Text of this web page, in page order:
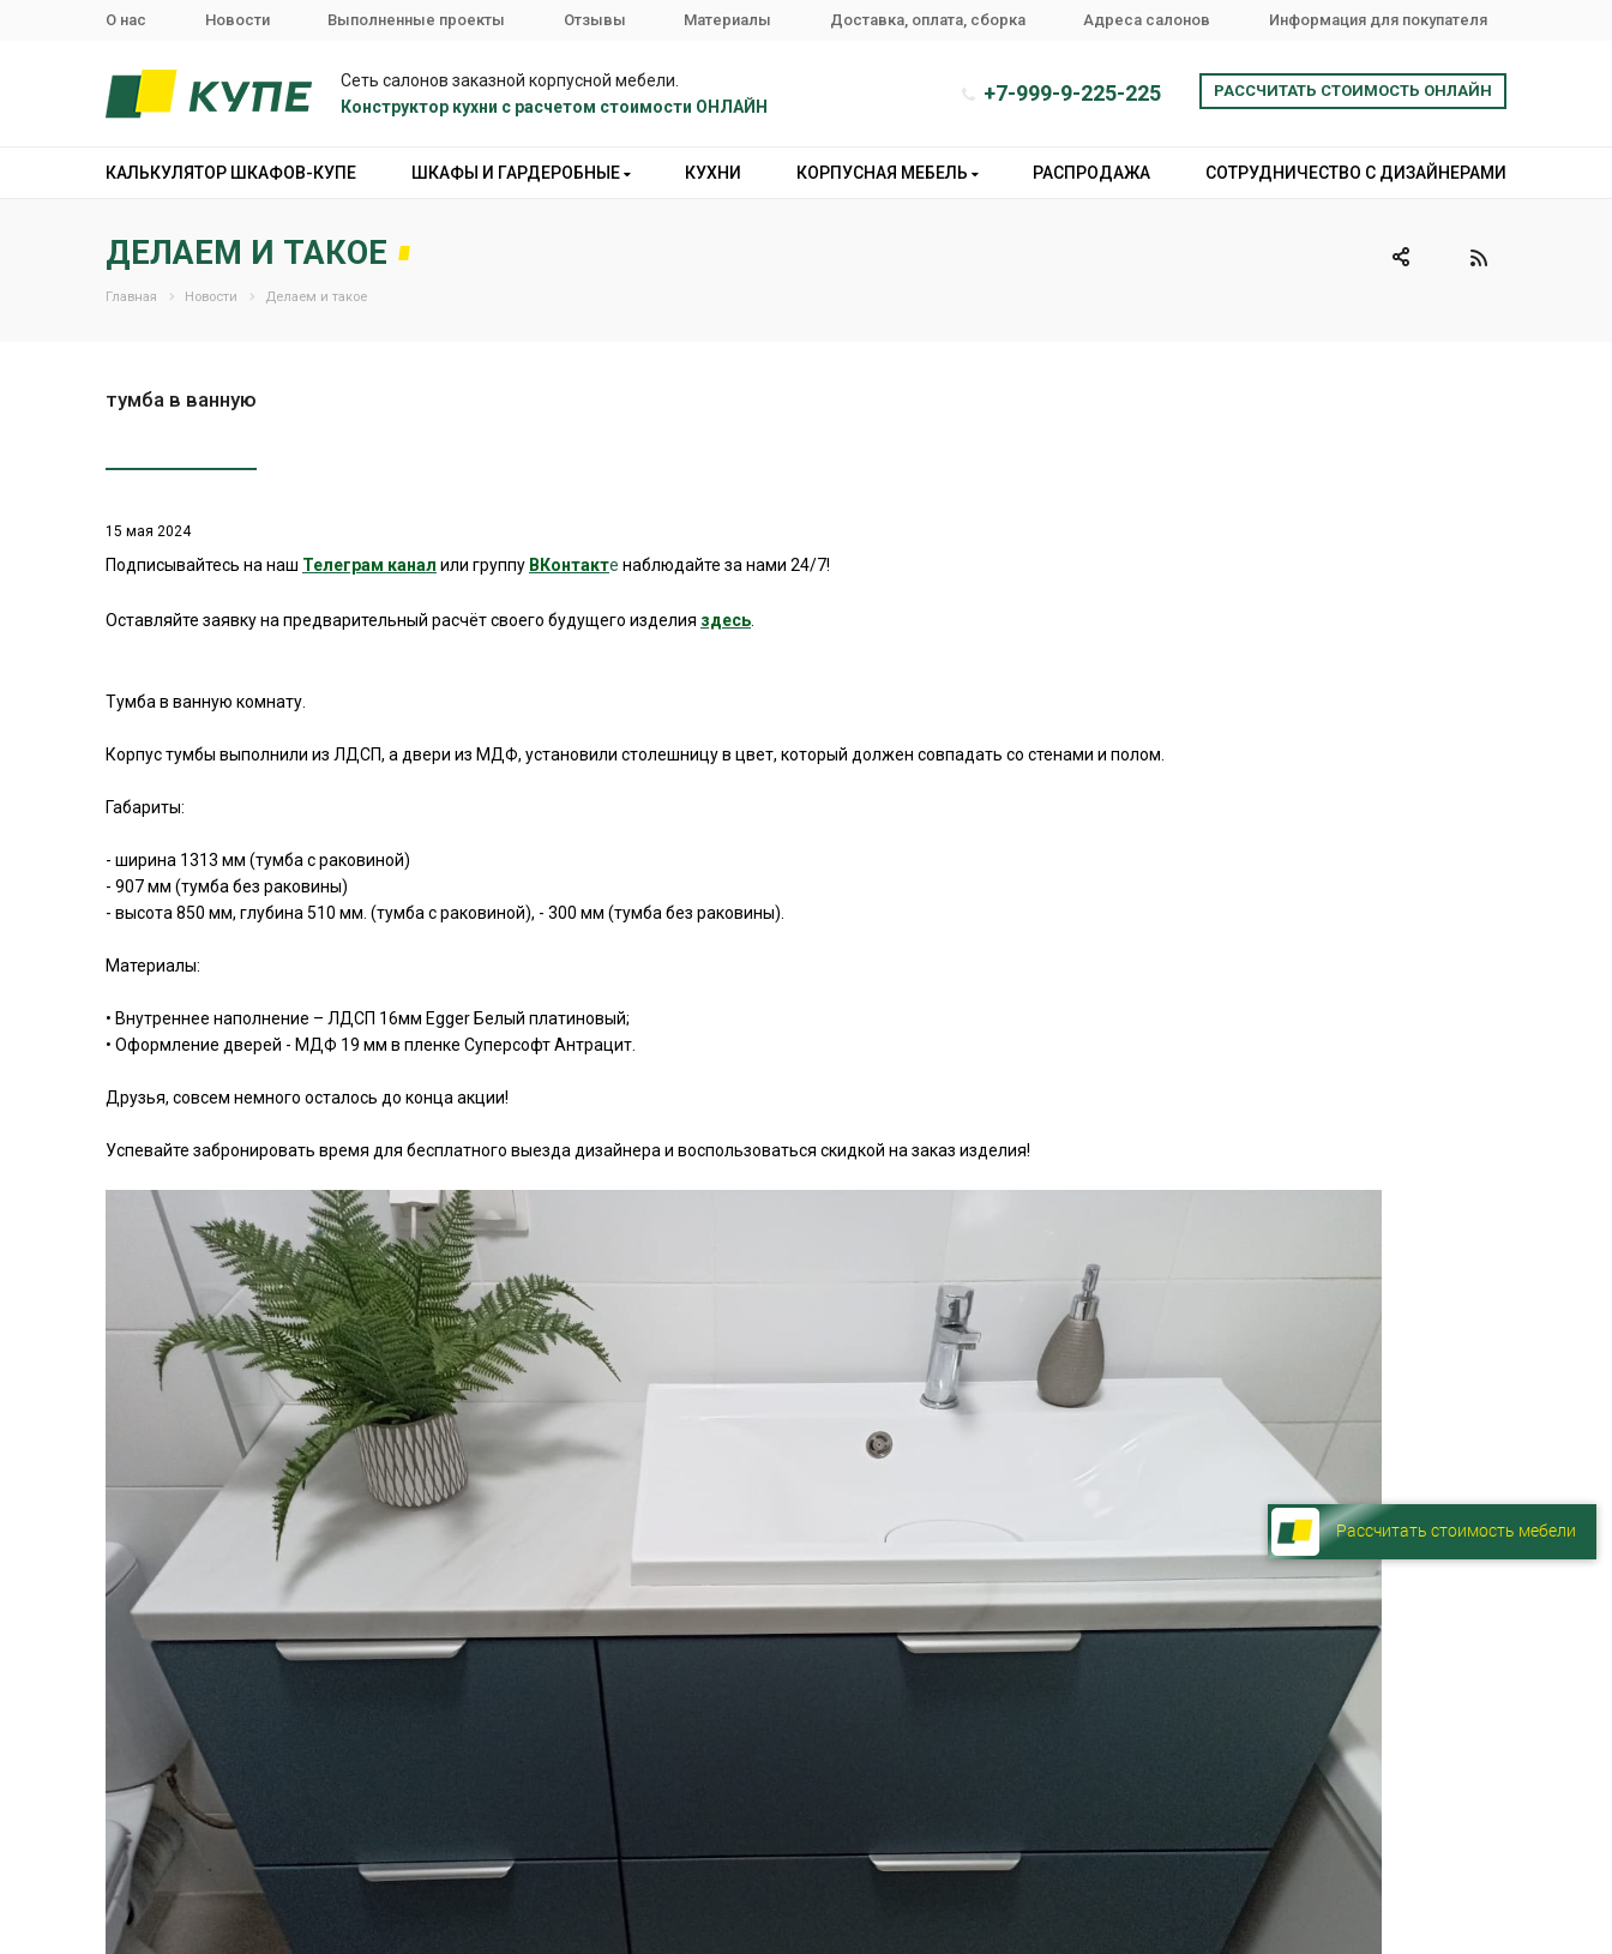
О нас Новости Выполненные проекты Отзывы Материалы Доставка, оплата, сборка Адреса салонов Информация для покупателя
Сеть салонов заказной корпусной мебели.
Конструктор кухни с расчетом стоимости ОНЛАЙН
+7-999-9-225-225 РАССЧИТАТЬ СТОИМОСТЬ ОНЛАЙН
КАЛЬКУЛЯТОР ШКАФОВ-КУПЕ ШКАФЫ И ГАРДЕРОБНЫЕ КУХНИ КОРПУСНАЯ МЕБЕЛЬ РАСПРОДАЖА СОТРУДНИЧЕСТВО С ДИЗАЙНЕРАМИ
ДЕЛАЕМ И ТАКОЕ
Главная Новости Делаем и такое
тумба в ванную
15 мая 2024
Подписывайтесь на наш Телеграм канал или группу ВКонтакте наблюдайте за нами 24/7!
Оставляйте заявку на предварительный расчёт своего будущего изделия здесь
Тумба в ванную комнату.
Корпус тумбы выполнили из ЛДСП, а двери из МДФ, установили столешницу в цвет, который должен совпадать со стенами и полом.
Габариты:
- ширина 1313 мм (тумба с раковиной)
- 907 мм (тумба без раковины)
- высота 850 мм, глубина 510 мм. (тумба с раковиной), - 300 мм (тумба без раковины).
Материалы:
• Внутреннее наполнение – ЛДСП 16мм Egger Белый платиновый;
• Оформление дверей - МДФ 19 мм в пленке Суперсофт Антрацит.
Друзья, совсем немного осталось до конца акции!
Успевайте забронировать время для бесплатного выезда дизайнера и воспользоваться скидкой на заказ изделия!
Рассчитать стоимость мебели